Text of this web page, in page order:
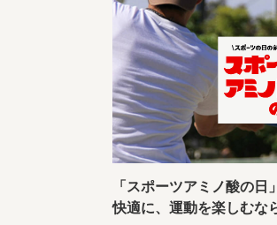
「スポーツアミノ酸の日
快適に、運動を楽しむな